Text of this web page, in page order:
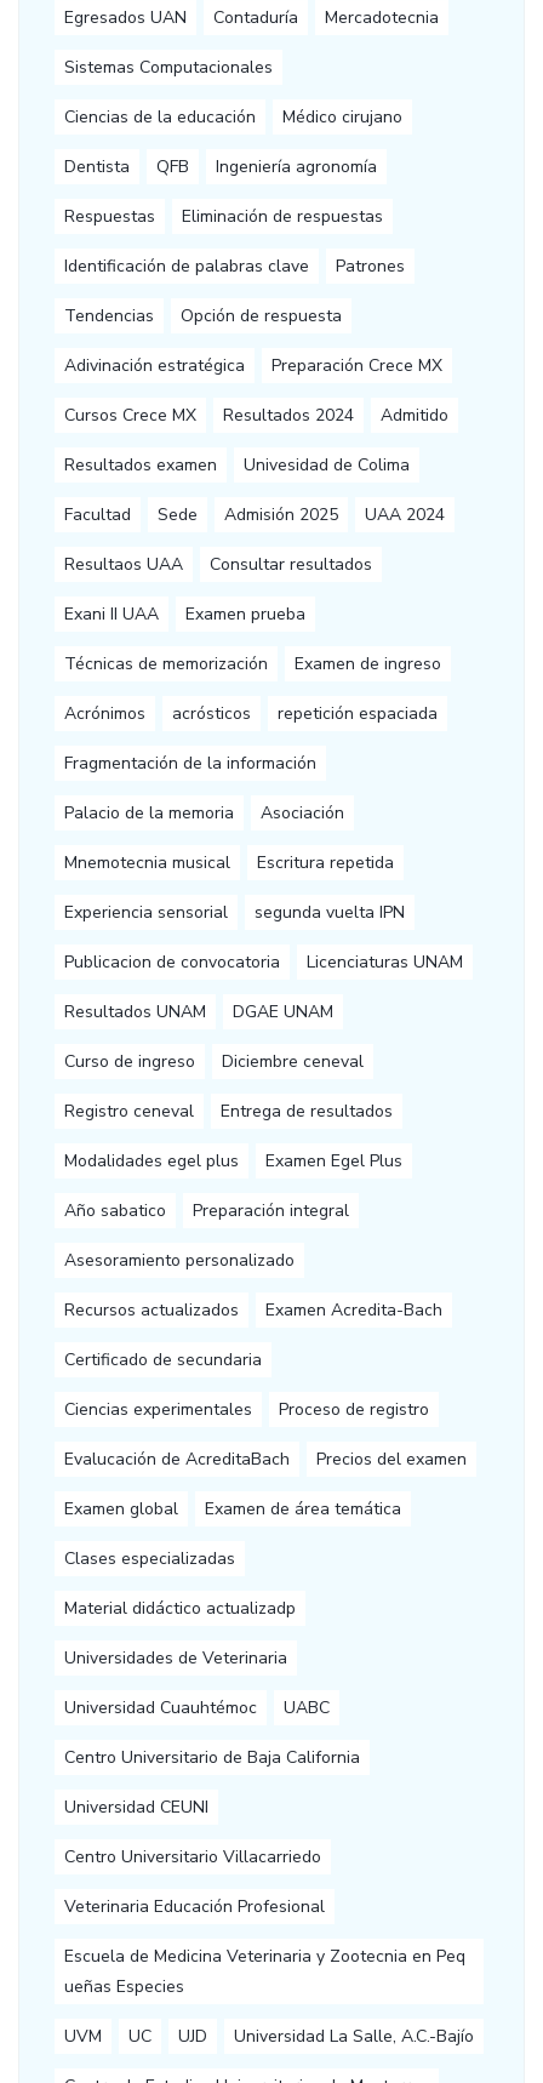
Egresados UAN Contaduría Mercadotecnia
Sistemas Computacionales
Ciencias de la educación Médico cirujano
Dentista QFB Ingeniería agronomía
Respuestas Eliminación de respuestas
Identificación de palabras clave Patrones
Tendencias Opción de respuesta
Adivinación estratégica Preparación Crece MX
Cursos Crece MX Resultados 2024 Admitido
Resultados examen Univesidad de Colima
Facultad Sede Admisión 2025 UAA 2024
Resultaos UAA Consultar resultados
Exani II UAA Examen prueba
Técnicas de memorización Examen de ingreso
Acrónimos acrósticos repetición espaciada
Fragmentación de la información
Palacio de la memoria Asociación
Mnemotecnia musical Escritura repetida
Experiencia sensorial segunda vuelta IPN
Publicacion de convocatoria Licenciaturas UNAM
Resultados UNAM DGAE UNAM
Curso de ingreso Diciembre ceneval
Registro ceneval Entrega de resultados
Modalidades egel plus Examen Egel Plus
Año sabatico Preparación integral
Asesoramiento personalizado
Recursos actualizados Examen Acredita-Bach
Certificado de secundaria
Ciencias experimentales Proceso de registro
Evalucación de AcreditaBach Precios del examen
Examen global Examen de área temática
Clases especializadas
Material didáctico actualizadp
Universidades de Veterinaria
Universidad Cuauhtémoc UABC
Centro Universitario de Baja California
Universidad CEUNI
Centro Universitario Villacarriedo
Veterinaria Educación Profesional
Escuela de Medicina Veterinaria y Zootecnia en Peq
ueñas Especies
UVM UC UJD Universidad La Salle, A.C.-Bajío